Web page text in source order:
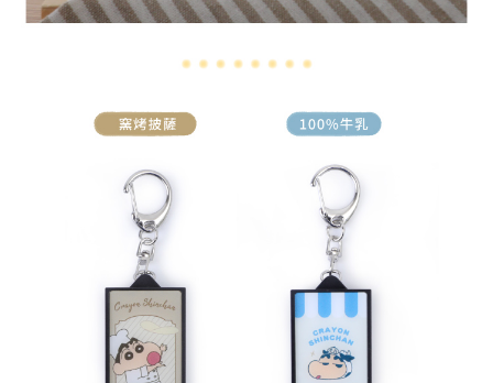
４．使用「AFTEE先享後付」時，將依據個別帳號之用戶狀況，依本公司即